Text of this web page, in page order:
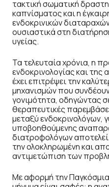
τακτική σωματική
καπνίσματος και η
ενδοκρινικών
ουσιαστικά στη
υγείας.
Τα τελευταία χρόνια, η
ενδοκρινολογίας και
έχει επιτρέψει την
μηχανισμών που
γονιμότητα, οδηγώντας
θεραπευτικές
μεταξύ ενδοκρινολόγων,
υποβοηθούμενης
διατροφολόγων
την ολοκληρωμένη και
αντιμετώπιση των
Με αφορμή την